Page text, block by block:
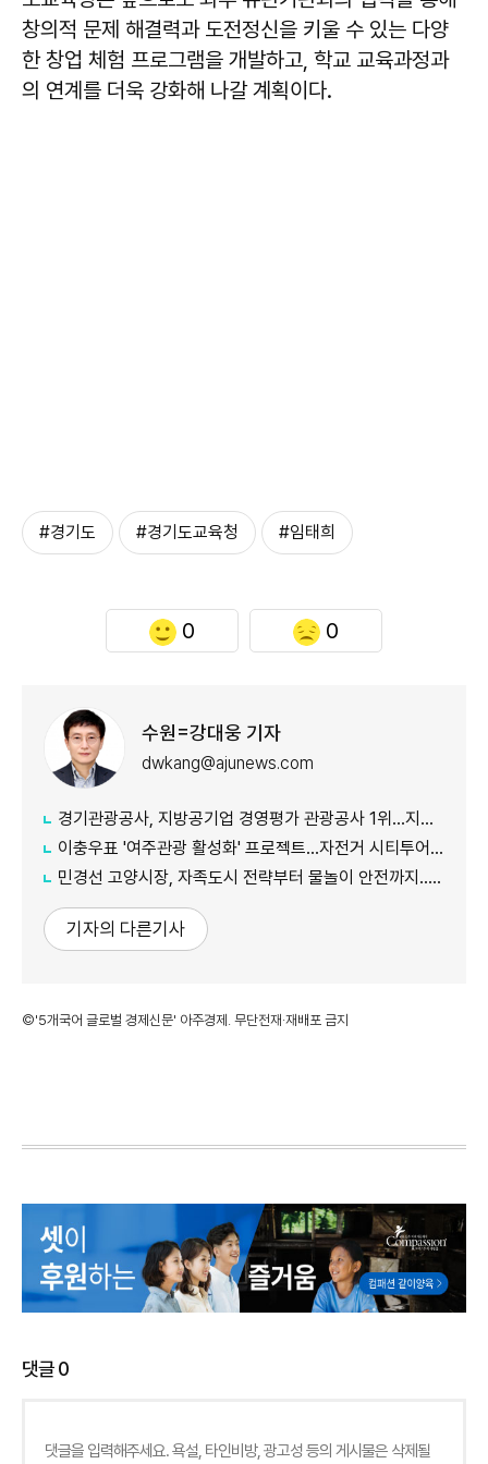
창의적 문제 해결력과 도전정신을 키울 수 있는 다양
한 창업 체험 프로그램을 개발하고, 학교 교육과정과
의 연계를 더욱 강화해 나갈 계획이다.
#경기도 #경기도교육청 #임태희
0 0
수원=강대웅 기자
dwkang@ajunews.com
경기관광공사, 지방공기업 경영평가 관광공사 1위...지난해 5위서 4계단 상승
이충우표 '여주관광 활성화' 프로젝트...자전거 시티투어 확대
민경선 고양시장, 자족도시 전략부터 물놀이 안전까지...민선 9기 현장행정 속도
기자의 다른기사
©'5개국어 글로벌 경제신문' 아주경제. 무단전재·재배포 금지
댓글0